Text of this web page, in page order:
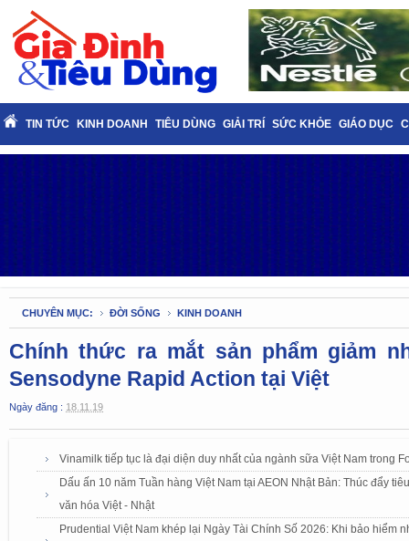
TIN TỨC KINH DOANH TIÊU DÙNG GIẢI TRÍ SỨC KHỎE GIÁO DỤC
CHUYÊN MỤC: ĐỜI SỐNG KINH DOANH
Chính thức ra mắt sản phẩm giảm
Sensodyne Rapid Action tại Việt
Ngày đăng : 18.11.19
Vinamilk tiếp tục là đại diện duy nhất của ngành sữa Việt Nam trong
Dấu ấn 10 năm Tuần hàng Việt Nam tại AEON Nhật Bản: Thúc đẩy
văn hóa Việt - Nhật
Prudential Việt Nam khép lại Ngày Tài Chính Số 2026: Khi bảo hiểm